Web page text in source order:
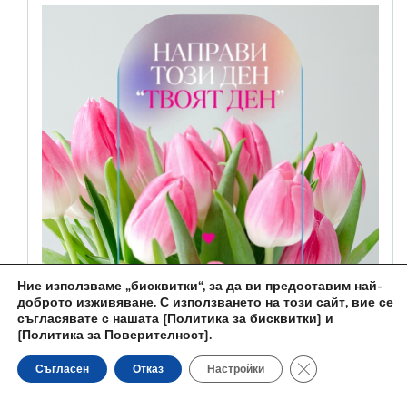
Ние използваме „бисквитки“, за да ви предоставим най-
доброто изживяване. С използването на този сайт, вие се
съгласявате с нашата [Политика за бисквитки] и
[Политика за Поверителност].
Съгласен Отказ Настройки Close GDPR